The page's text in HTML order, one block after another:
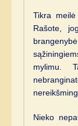
Tikra
Rašote,
mylimu.
Nieko